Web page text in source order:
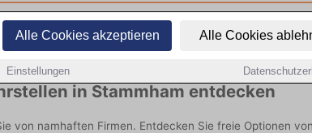
Alle Cookies akzeptieren Alle Cookies
Einstellungen
Teilzeit Quereinsteiger
in Stammham entdecken
von namhaften Firmen. Entdecken Sie freie Optionen